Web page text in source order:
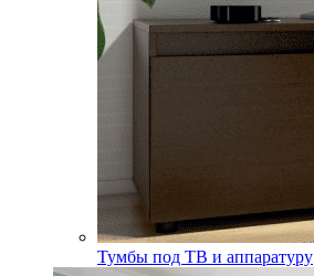
Тумбы под ТВ и аппаратуру